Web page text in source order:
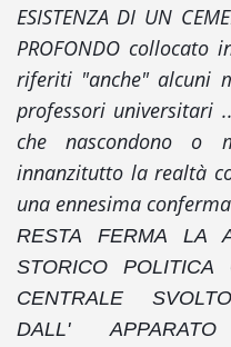
ESISTENZA DI UN
PROFONDO
riferiti "anche" alcuni
professori universitari
che nascondono o
innanzitutto la realtà
una ennesima
RESTA FERMA LA
STORICO
CENTRALE
DALL'